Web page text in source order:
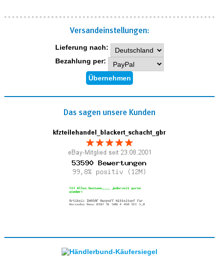
Versand­einstellungen:
Lieferung nach:
Bezahlung per:
Das sagen unsere Kunden